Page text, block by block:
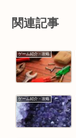
関連記事
ゲーム紹介・攻略
ゲーム紹介・攻略